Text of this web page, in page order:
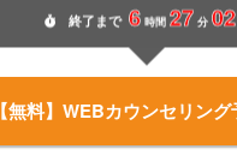
終了 まで 6 時間 27 分 01
【無料】WEBカウンセリン